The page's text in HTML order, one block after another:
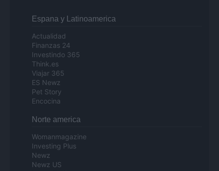
Espana y Latinoamerica
Actualidad
Finanzas 24
Investindo 365
Think.es
Viajar 365
ES Newz
Pet Story
Encocina
Norte america
Womanmagazine
Investing Plus
Newz
Newz US